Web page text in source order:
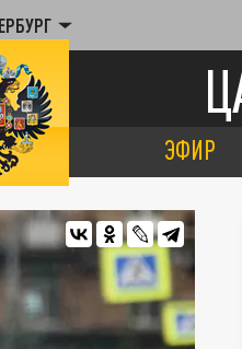
ЭФИР